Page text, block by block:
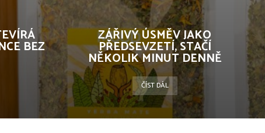
BEZ
ZÁŘIVÝ ÚSMĚV JAKO
PŘEDSEVZETÍ, STAČÍ
NĚKOLIK MINUT DENNĚ
ČÍST DÁL